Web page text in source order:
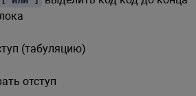
(табуляцию)
отступ